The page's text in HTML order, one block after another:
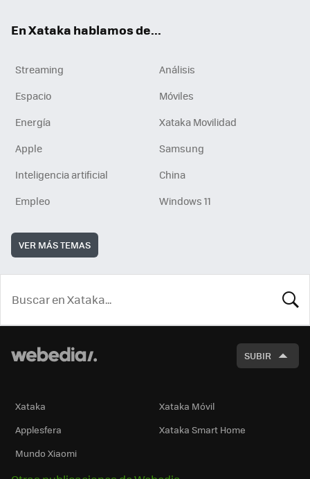
En Xataka hablamos de...
Streaming
Análisis
Espacio
Móviles
Energía
Xataka Movilidad
Apple
Samsung
Inteligencia artificial
China
Empleo
Windows 11
VER MÁS TEMAS
SUBIR
Xataka
Xataka Móvil
Applesfera
Xataka Smart Home
Mundo Xiaomi